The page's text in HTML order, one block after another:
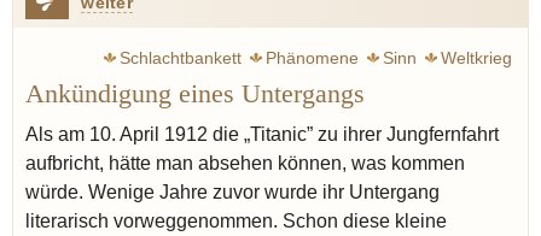
Schlachtbankett Phänomene Sinn
Weltkrieg
Zweig Stefan
Krieg Escoffier Auguste
Austern
Käse Spargel Lachs Graupen
Gerste
Birne
Sherry Madeira
Ankündigung eines Untergangs
Als am 10. April 1912 die „Titanic” zu ihrer Jungfernfahrt
aufbricht, hätte man absehen können, was kommen
würde. Wenige Jahre zuvor wurde ihr Untergang
literarisch vorweggenommen. Schon diese kleine